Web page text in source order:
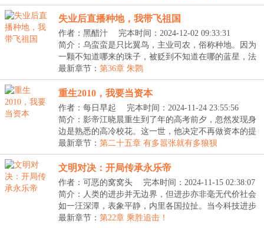
失业后直播种地，我带飞祖国
作者：黑醋汁
完本时间：2024-12-02 09:33:31
简介：乌蛮蛮是只比翼鸟，主业司农，俗称种地。因为
一颗不知道哪来的珠子，被贬到不知道在哪的蓝星，法
力...
最新章节： 第36章 朱鹮
重生2010，我要当资本
作者：每日早起
完本时间：2024-11-24 23:55:56
简介：影帝江晓晨重生到了年的高考前夕，忽然发现身
边是熟悉的高冷校花。这一世，他决定不再做资本的提
线...
最新章节： 第二十五章 有多嚣张就有多狼狈
文明对决：开局传承永乐帝
作者：可恶的窝窝头
完本时间：2024-11-15 02:38:07
简介：人类的进步并无边界，但进步亦非毫无代价社会
如一汪深潭，表象平静，内里各国拉扯。当今科技进步
缓...
最新章节： 第22章 乘胜追击！